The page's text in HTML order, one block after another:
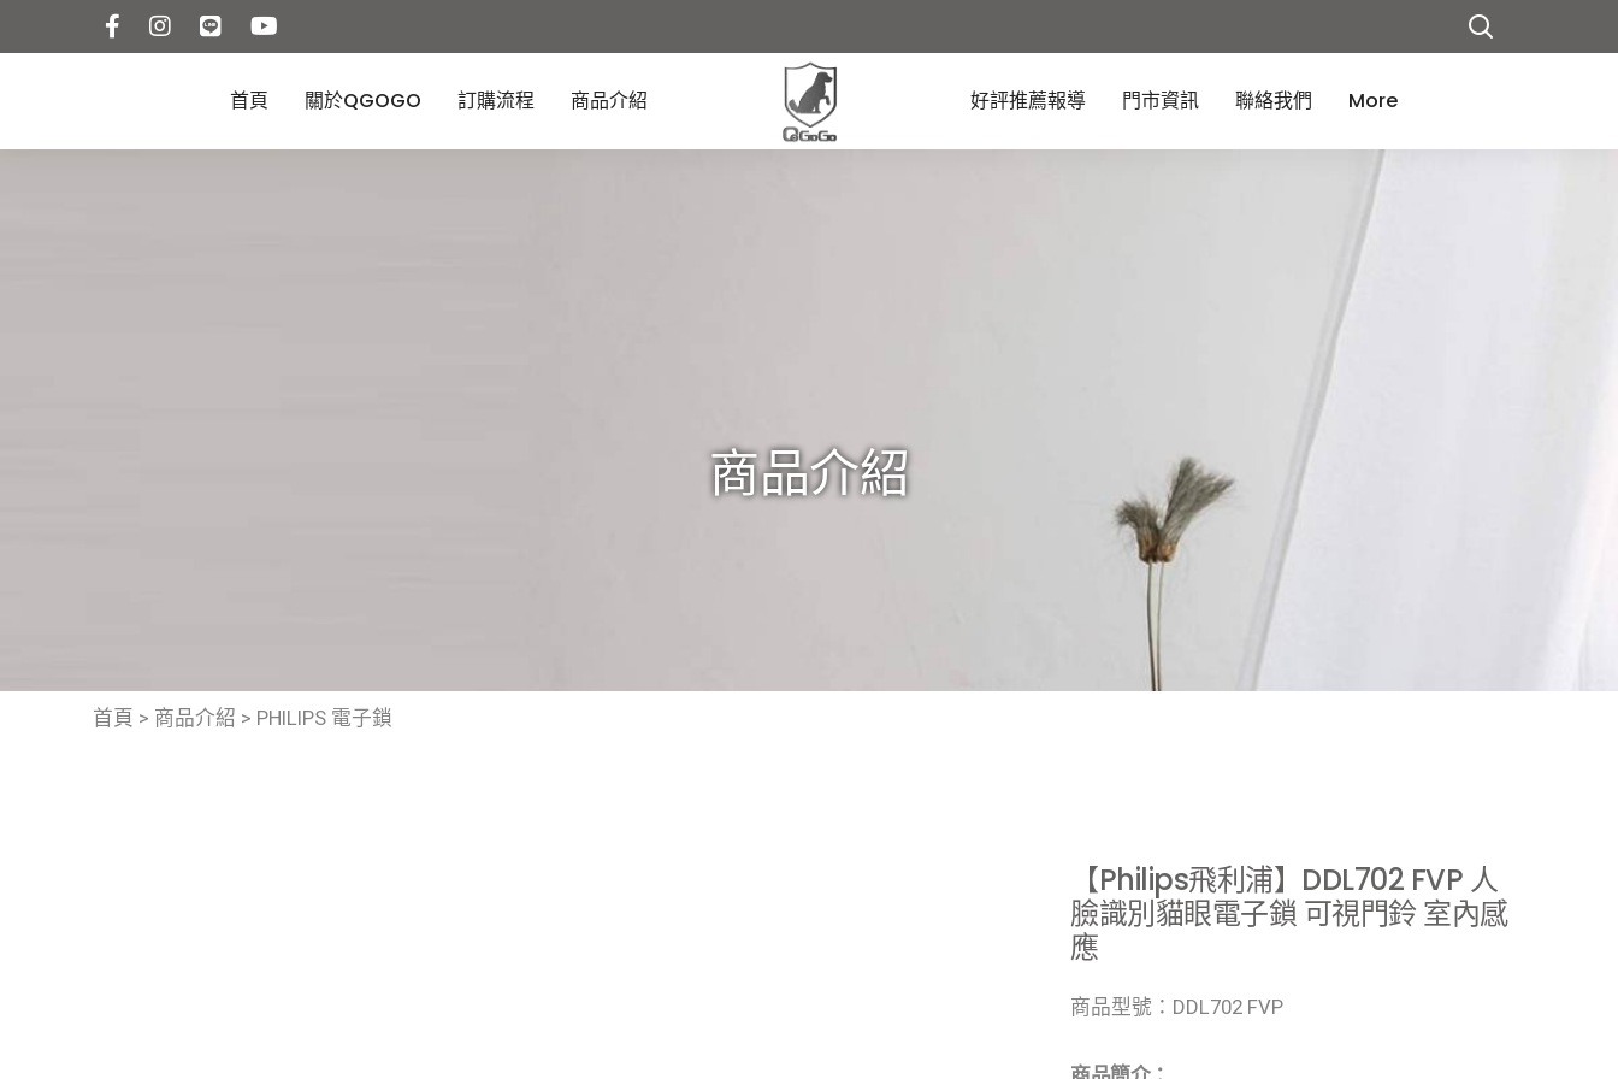
首頁 關於QGOGO 訂購流程 商品介紹 好評推薦報導 門市資訊 聯絡我們 More
商品介紹
首頁 > 商品介紹 > PHILIPS 電子鎖
【Philips飛利浦】DDL702 FVP 人
臉識別貓眼電子鎖 可視門鈴 室內感
應
商品型號：DDL702 FVP